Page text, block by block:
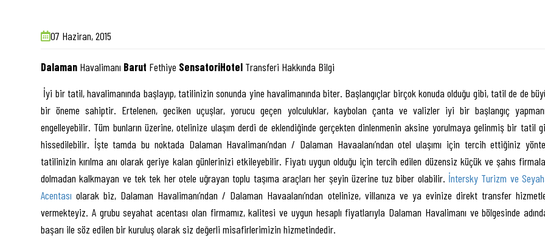
07 Haziran, 2015
Dalaman Havalimanı Barut Fethiye SensatoriHotel Transferi Hakkında Bilgi
İyi bir tatil, havalimanında başlayıp, tatilinizin sonunda yine havalimanında biter. Başlangıçlar birçok konuda olduğu gibi, tatil de de
bir öneme sahiptir. Ertelenen, geciken uçuşlar, yorucu geçen yolculuklar, kaybolan çanta ve valizler iyi bir başlangıç
engelleyebilir. Tüm bunların üzerine, otelinize ulaşım derdi de eklendiğinde gerçekten dinlenmenin aksine yorulmaya gelinmiş bir tatil
hissedilebilir. İşte tamda bu noktada Dalaman Havalimanı’ndan / Dalaman Havaalanı’ndan otel ulaşımı için tercih ettiğiniz
tatilinizin kırılma anı olarak geriye kalan günlerinizi etkileyebilir. Fiyatı uygun olduğu için tercih edilen düzensiz küçük ve şahıs
dolmadan kalkmayan ve tek tek her otele uğrayan toplu taşıma araçları her şeyin üzerine tuz biber olabilir. İntersky Turizm ve
Acentası olarak biz, Dalaman Havalimanı’ndan / Dalaman Havaalanı’ndan otelinize, villanıza ve ya evinize direkt transfer
vermekteyiz. A grubu seyahat acentası olan firmamız, kalitesi ve uygun hesaplı fiyatlarıyla Dalaman Havalimanı ve bölgesinde
başarı ile söz edilen bir kuruluş olarak siz değerli misafirlerimizin hizmetindedir.